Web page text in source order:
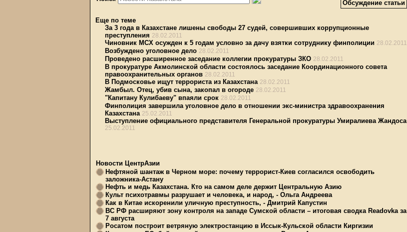
Обсуждение статьи
Еще по теме
За 3 года в Казахстане лишены свободы 27 судей, совершивших коррупционные
преступления 28.02.2011
Чиновник МСХ осужден к 5 годам условно за дачу взятки сотруднику финполиции 28.02.2011
Возбуждено уголовное дело 28.02.2011
Проведено расширенное заседание коллегии прокуратуры ЗКО 28.02.2011
В прокуратуре Акмолинской области состоялось заседание Координационного совета
правоохранительных органов 28.02.2011
В Подмосковье ищут террориста из Казахстана 28.02.2011
Жамбыл. Отец, убив сына, закопал в огороде 28.02.2011
"Капитану Кулибаеву" впаяли срок 28.02.2011
Финполиция завершила уголовное дело в отношении экс-министра здравоохранения
Казахстана 25.02.2011
Выступление официального представителя Генеральной прокуратуры Умиралиева Жандоса
25.02.2011
Новости ЦентрАзии
Нефтяной шантаж в Черном море: почему террорист-Киев согласился освободить
заложника-Астану
Нефть и медь Казахстана. Кто на самом деле держит Центральную Азию
Культ психотравмы разрушает и человека, и народ, - Ольга Андреева
Как в Китае искоренили уличную преступность, - Дмитрий Капустин
ВС РФ расширяют зону контроля на западе Сумской области – итоговая сводка Readovka за
7 августа
Росатом построит ветряную электростанцию в Иссык-Кульской области Киргизии